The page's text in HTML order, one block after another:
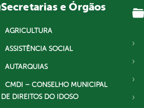
Secretarias e Órgãos
AGRICULTURA
ASSISTÊNCIA SOCIAL
AUTARQUIAS
CMDI – CONSELHO MUNICIPAL
DE DIREITOS DO IDOSO